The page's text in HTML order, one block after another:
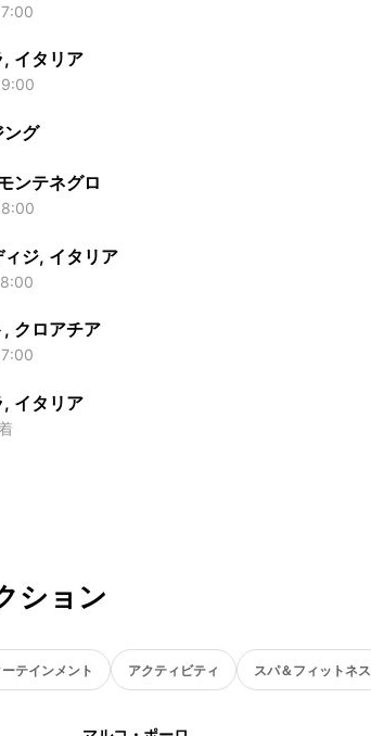
, イタリア
ング
ンテネグロ
ィジ, イタリア
, クロアチア
, イタリア
ション
テインメント アクティビティ スパ＆フィットネス